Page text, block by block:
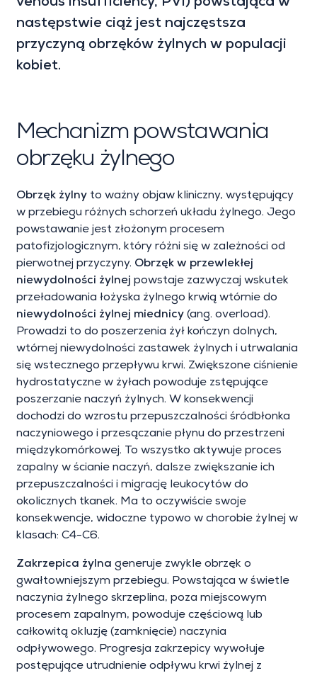
następstwie ciąż jest najczęstsza
przyczyną obrzęków żylnych w populacji
kobiet.
Mechanizm powstawania
obrzęku żylnego
Obrzęk żylny to ważny objaw kliniczny, występujący
w przebiegu różnych schorzeń układu żylnego. Jego
powstawanie jest złożonym procesem
patofizjologicznym, który różni się w zależności od
pierwotnej przyczyny. Obrzęk w przewlekłej
niewydolności żylnej powstaje zazwyczaj wskutek
przeładowania łożyska żylnego krwią wtórnie do
niewydolności żylnej miednicy (ang. overload).
Prowadzi to do poszerzenia żył kończyn dolnych,
wtórnej niewydolności zastawek żylnych i utrwalania
się wstecznego przepływu krwi. Zwiększone ciśnienie
hydrostatyczne w żyłach powoduje zstępujące
poszerzanie naczyń żylnych. W konsekwencji
dochodzi do wzrostu przepuszczalności śródbłonka
naczyniowego i przesączanie płynu do przestrzeni
międzykomórkowej. To wszystko aktywuje proces
zapalny w ścianie naczyń, dalsze zwiększanie ich
przepuszczalności i migrację leukocytów do
okolicznych tkanek. Ma to oczywiście swoje
konsekwencje, widoczne typowo w chorobie żylnej w
klasach: C4-C6.
Zakrzepica żylna generuje zwykle obrzęk o
gwałtowniejszym przebiegu. Powstająca w świetle
naczynia żylnego skrzeplina, poza miejscowym
procesem zapalnym, powoduje częściową lub
całkowitą okluzję (zamknięcie) naczynia
odpływowego. Progresja zakrzepicy wywołuje
postępujące utrudnienie odpływu krwi żylnej z